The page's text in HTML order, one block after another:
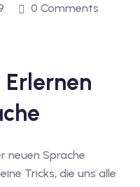
0 Comments
neuen Sprache
Tricks, die uns alle